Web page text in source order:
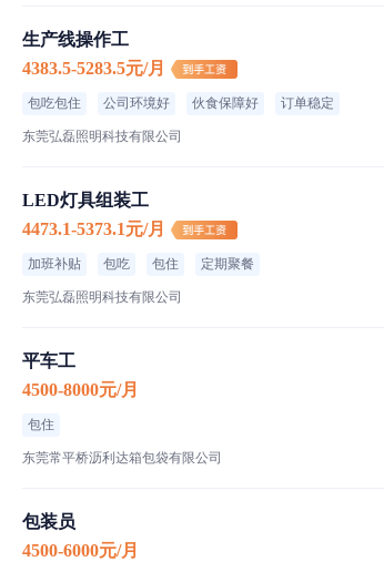
生产线操作工
4383.5-5283.5元/月
包吃包住 公司环境好 伙食保障好 订单稳定
东莞弘磊照明科技有限公司
LED灯具组装工
4473.1-5373.1元/月
加班补贴 包吃 包住 定期聚餐
东莞弘磊照明科技有限公司
平车工
4500-8000元/月
包住
东莞常平桥沥利达箱包袋有限公司
包装员
4500-6000元/月